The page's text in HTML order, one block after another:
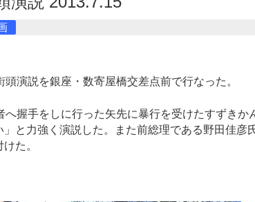
演説を銀座・数寄屋橋交差点前で行なった。
握手をしに行った矢先に暴行を受けたすずきか
と力強く演説した。また前総理である野田佳彦
た。